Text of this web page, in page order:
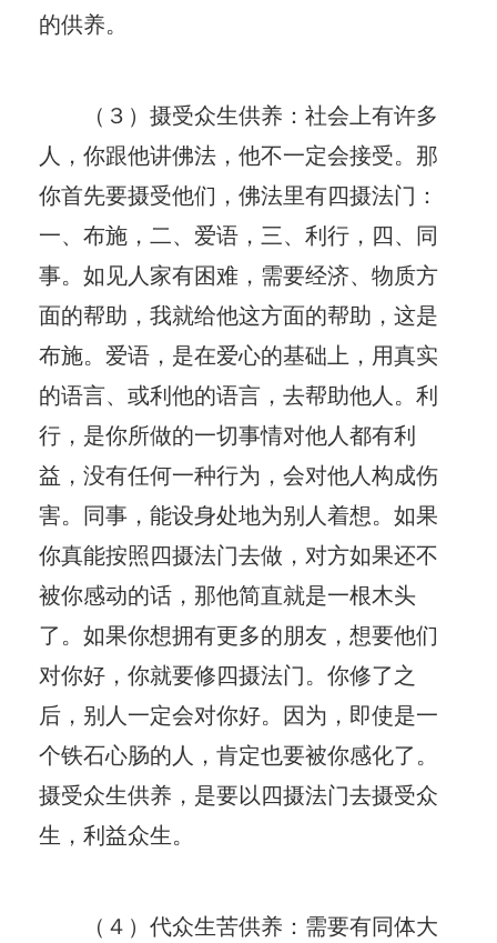
的供养。
（３）摄受众生供养：社会上有许多
人，你跟他讲佛法，他不一定会接受。那
你首先要摄受他们，佛法里有四摄法门：
一、布施，二、爱语，三、利行，四、同
事。如见人家有困难，需要经济、物质方
面的帮助，我就给他这方面的帮助，这是
布施。爱语，是在爱心的基础上，用真实
的语言、或利他的语言，去帮助他人。利
行，是你所做的一切事情对他人都有利
益，没有任何一种行为，会对他人构成伤
害。同事，能设身处地为别人着想。如果
你真能按照四摄法门去做，对方如果还不
被你感动的话，那他简直就是一根木头
了。如果你想拥有更多的朋友，想要他们
对你好，你就要修四摄法门。你修了之
后，别人一定会对你好。因为，即使是一
个铁石心肠的人，肯定也要被你感化了。
摄受众生供养，是要以四摄法门去摄受众
生，利益众生。
（４）代众生苦供养：需要有同体大